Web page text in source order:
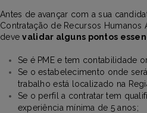
Antes de avançar com a sua
Contratação de Recursos Humanos
devevalidar alguns pontos
Se é PME e tem contabilidade
Se o estabelecimento onde
trabalho está localizado na
Se o perfil a contratar tem
experiência mínima de 5 anos;